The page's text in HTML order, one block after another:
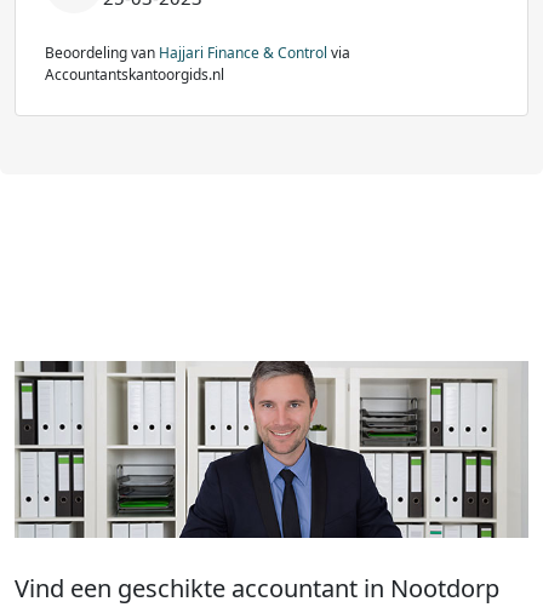
Beoordeling van Hajjari Finance & Control via
Accountantskantoorgids.nl
Vind een geschikte accountant in Nootdorp